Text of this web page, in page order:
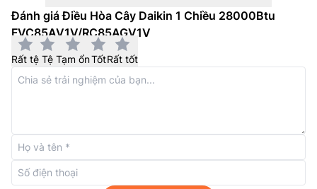
Điều hòa tủ đứngĐaikin FVC85AV1V/RC85AGV1V sử
dung gas R32, đây là loại gas mới nhất hiện nay với ưu
Đánh giá Điều Hòa Cây Daikin 1 Chiều 28000Btu
FVC85AV1V/RC85AGV1V
Rất tệ Tệ Tạm ổnTốtRất tốt